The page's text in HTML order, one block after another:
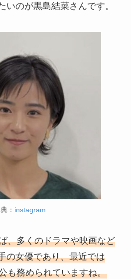
いのが黒島結菜さんです。
： instagram
、多くのドラマや映画など
の女優であり、最近では
も務められていますね。